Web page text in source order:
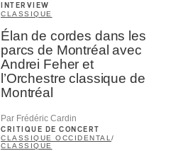
INTERVIEW
CLASSIQUE
Élan de cordes dans les
parcs de Montréal avec
Andrei Feher et
l’Orchestre classique de
Montréal
Par Frédéric Cardin
CRITIQUE DE CONCERT
CLASSIQUE OCCIDENTAL/
CLASSIQUE